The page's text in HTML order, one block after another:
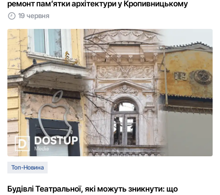
ремонт пам’ятки архітектури у Кропивницькому
19 червня
Топ-Новина
Будівлі Театральної, які можуть зникнути: що